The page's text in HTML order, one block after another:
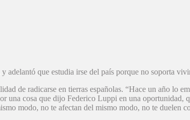
adelantó que estudia irse del país porque no soporta
de radicarse en tierras españolas. “Hace un año lo
cosa que dijo Federico Luppi en una oportunidad,
modo, no te afectan del mismo modo, no te duelen